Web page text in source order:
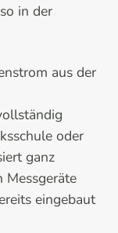
in der
aus der
oder
ganz
eingebaut